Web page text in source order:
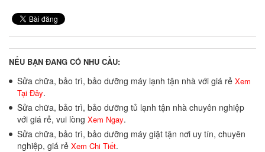
NẾU BẠN ĐANG CÓ NHU CẦU:
Sửa chữa, bảo trì, bảo dưỡng máy lạnh tận nhà với giá rẻ Xem
Tại Đây.
Sửa chữa, bảo trì, bảo dưỡng tủ lạnh tận nhà chuyên nghiệp
với giá rẻ, vui lòng Xem Ngay.
Sửa chữa, bảo trì, bảo dưỡng máy giặt tận nơi uy tín, chuyên
nghiệp, giá rẻ Xem Chi Tiết.